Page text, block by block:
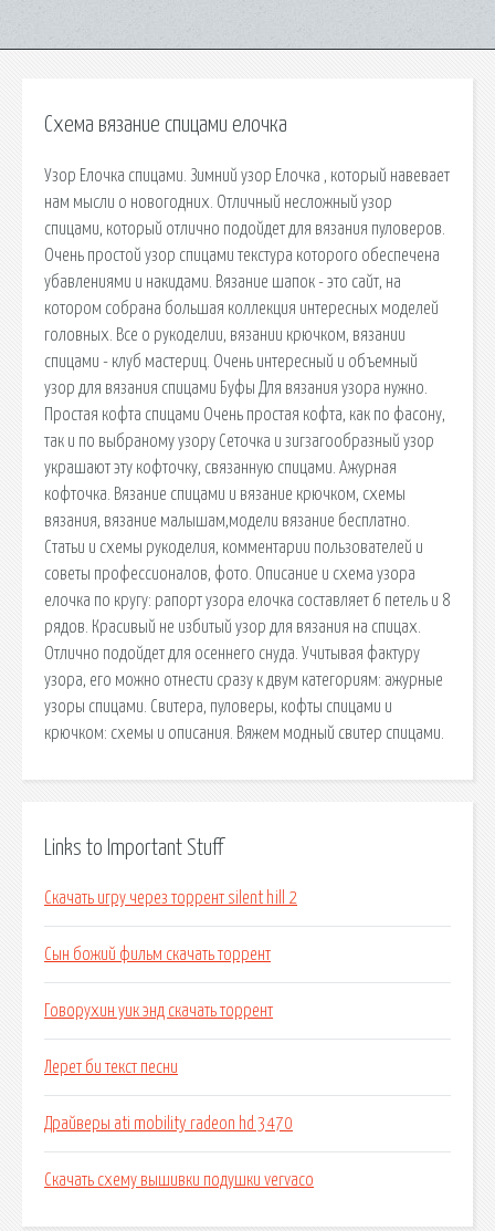
Схема вязание спицами елочка
Узор Елочка спицами. Зимний узор Елочка , который навевает
нам мысли о новогодних. Отличный несложный узор
спицами, который отлично подойдет для вязания пуловеров.
Очень простой узор спицами текстура которого обеспечена
убавлениями и накидами. Вязание шапок - это сайт, на
котором собрана большая коллекция интересных моделей
головных. Все о рукоделии, вязании крючком, вязании
спицами - клуб мастериц. Очень интересный и объемный
узор для вязания спицами Буфы Для вязания узора нужно.
Простая кофта спицами Очень простая кофта, как по фасону,
так и по выбраному узору Сеточка и зигзагообразный узор
украшают эту кофточку, связанную спицами. Ажурная
кофточка. Вязание спицами и вязание крючком, схемы
вязания, вязание малышам,модели вязание бесплатно.
Статьи и схемы рукоделия, комментарии пользователей и
советы профессионалов, фото. Описание и схема узора
елочка по кругу: рапорт узора елочка составляет 6 петель и 8
рядов. Красивый не избитый узор для вязания на спицах.
Отлично подойдет для осеннего снуда. Учитывая фактуру
узора, его можно отнести сразу к двум категориям: ажурные
узоры спицами. Свитера, пуловеры, кофты спицами и
крючком: схемы и описания. Вяжем модный свитер спицами.
Links to Important Stuff
Скачать игру через торрент silent hill 2
Сын божий фильм скачать торрент
Говорухин уик энд скачать торрент
Лерет би текст песни
Драйверы ati mobility radeon hd 3470
Скачать схему вышивки подушки vervaco